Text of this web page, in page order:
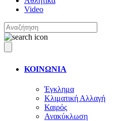
Video
ΚΟΙΝΩΝΙΑ
Έγκλημα
Κλιματική Αλλαγή
Καιρός
Ανακύκλωση